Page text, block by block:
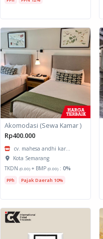
Akomodasi (Sewa Kamar )
Rp400.000
cv. mahesa andhi kar...
Kota Semarang
TKDN (0.00)+ BMP (0.00): 0%
PPh Pajak Daerah 10%